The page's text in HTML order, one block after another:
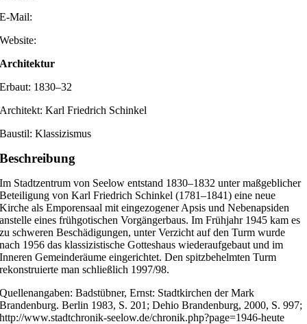
E-Mail:
Website:
Architektur
Erbaut: 1830–32
Architekt: Karl Friedrich Schinkel
Baustil: Klassizismus
Beschreibung
Im Stadtzentrum von Seelow entstand 1830–1832 unter maßgeblicher
Beteiligung von Karl Friedrich Schinkel (1781–1841) eine neue
Kirche als Emporensaal mit eingezogener Apsis und Nebenapsiden
anstelle eines frühgotischen Vorgängerbaus. Im Frühjahr 1945 kam es
zu schweren Beschädigungen, unter Verzicht auf den Turm wurde
nach 1956 das klassizistische Gotteshaus wiederaufgebaut und im
Inneren Gemeinderäume eingerichtet. Den spitzbehelmten Turm
rekonstruierte man schließlich 1997/98.
Quellenangaben: Badstübner, Ernst: Stadtkirchen der Mark
Brandenburg. Berlin 1983, S. 201; Dehio Brandenburg, 2000, S. 997;
http://www.stadtchronik-seelow.de/chronik.php?page=1946-heute